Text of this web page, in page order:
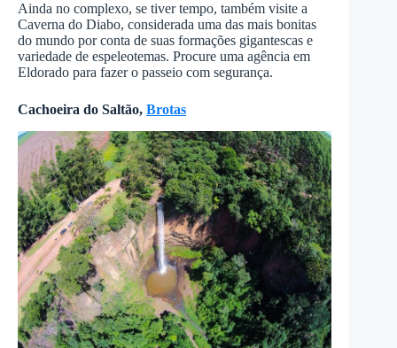
Ainda no complexo, se tiver tempo, também visite a
Caverna do Diabo, considerada uma das mais bonitas
do mundo por conta de suas formações gigantescas e
variedade de espeleotemas. Procure uma agência em
Eldorado para fazer o passeio com segurança.
Cachoeira do Saltão, Brotas